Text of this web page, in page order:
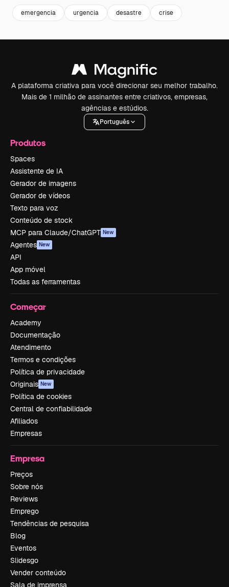
emergencia urgencia desastre crise
A plataforma criativa para você direcionar seu melhor trabalho.
Mais de 1 milhão de assinantes entre criativos, empresas,
agências e estúdios.
Português
Produtos
Spaces
Assistente de IA
Gerador de imagens
Gerador de vídeos
Texto para voz
Conteúdo de stock
MCP para Claude/ChatGPT New
Agentes New
API
App móvel
Todas as ferramentas
Começar
Academy
Documentação
Atendimento
Termos e condições
Política de privacidade
Originais New
Política de cookies
Central de confiabilidade
Afiliados
Empresas
Empresa
Preços
Sobre nós
Reviews
Emprego
Tendências de pesquisa
Blog
Eventos
Slidesgo
Vender conteúdo
Sala de imprensa